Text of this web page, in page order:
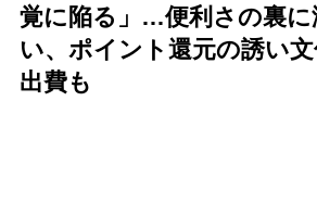
覚に陥る」…便利さの裏に
い、ポイント還元の誘い
出費も